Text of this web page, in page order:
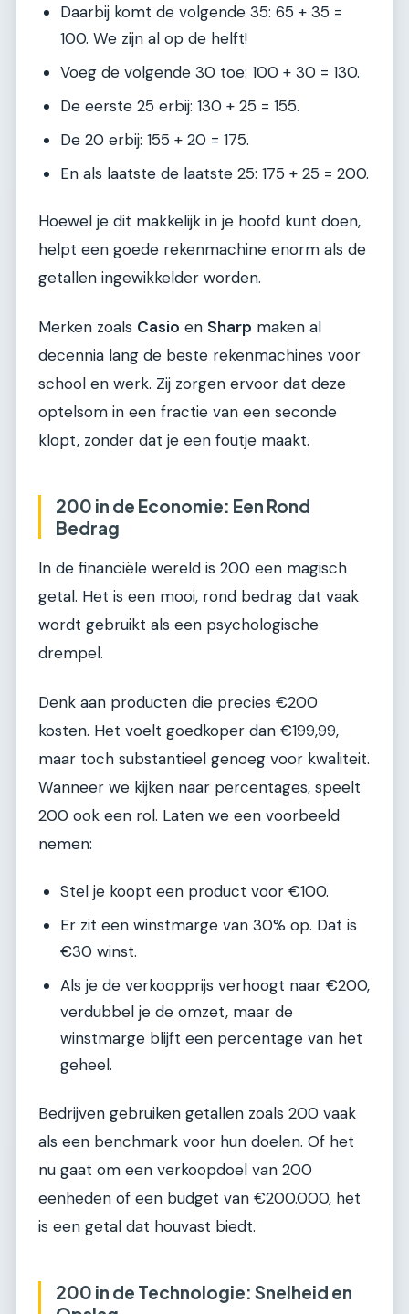
Daarbij komt de volgende 35: 65 + 35 =
100. We zijn al op de helft!
Voeg de volgende 30 toe: 100 + 30 = 130.
De eerste 25 erbij: 130 + 25 = 155.
De 20 erbij: 155 + 20 = 175.
En als laatste de laatste 25: 175 + 25 = 200.
Hoewel je dit makkelijk in je hoofd kunt doen,
helpt een goede rekenmachine enorm als de
getallen ingewikkelder worden.
Merken zoals Casio en Sharp maken al
decennia lang de beste rekenmachines voor
school en werk. Zij zorgen ervoor dat deze
optelsom in een fractie van een seconde
klopt, zonder dat je een foutje maakt.
200 in de Economie: Een Rond
Bedrag
In de financiële wereld is 200 een magisch
getal. Het is een mooi, rond bedrag dat vaak
wordt gebruikt als een psychologische
drempel.
Denk aan producten die precies €200
kosten. Het voelt goedkoper dan €199,99,
maar toch substantieel genoeg voor kwaliteit.
Wanneer we kijken naar percentages, speelt
200 ook een rol. Laten we een voorbeeld
nemen:
Stel je koopt een product voor €100.
Er zit een winstmarge van 30% op. Dat is
€30 winst.
Als je de verkoopprijs verhoogt naar €200,
verdubbel je de omzet, maar de
winstmarge blijft een percentage van het
geheel.
Bedrijven gebruiken getallen zoals 200 vaak
als een benchmark voor hun doelen. Of het
nu gaat om een verkoopdoel van 200
eenheden of een budget van €200.000, het
is een getal dat houvast biedt.
200 in de Technologie: Snelheid en